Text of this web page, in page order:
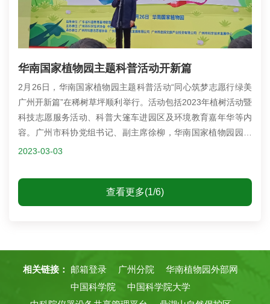
华南国家植物园主题科普活动开新篇
2月26日，华南国家植物园主题科普活动“同心筑梦志愿行绿美
广州开新篇”在稀树草坪顺利举行。活动包括2023年植树活动暨
科技志愿服务活动、科普大篷车进园区及环境教育嘉年华等内
容。广州市科协党组书记、副主席徐柳，华南国家植物园园艺
中心主任王瑛，广东省科普教育基地联盟主席蒋厚泉，广州市
友们一起参加了本次活动。这是华南国家植物园首场环境教育
类科普儿童剧，未来也将开展更多集科学性、趣味性和参与性
于一体的特色科普活动。
2023-03-03
查看更多(1/6)
相关链接： 邮箱登录 广州分院
华南植物园外部网
中国科学院
中国科学院大学